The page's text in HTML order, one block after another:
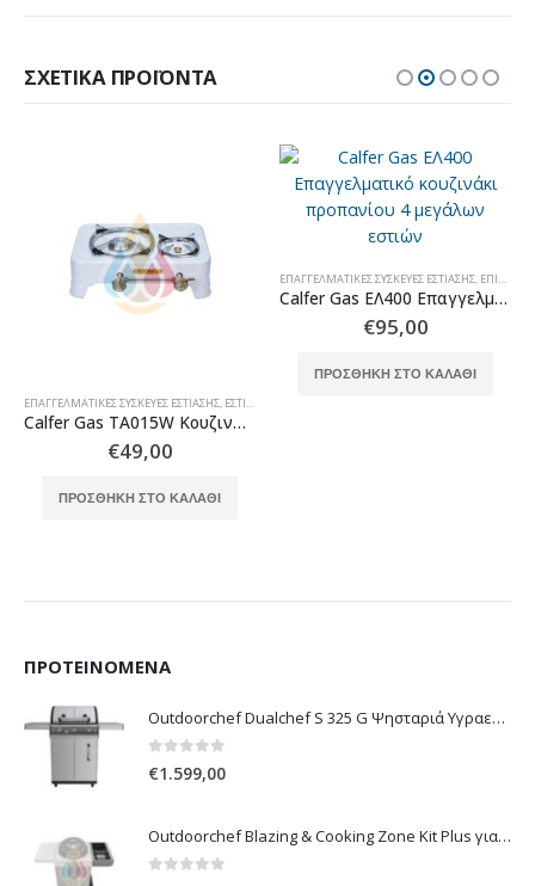
ΣΧΕΤΙΚΆ ΠΡΟΪΌΝΤΑ
ΕΠΑΓΓΕΛΜΑΤΙΚΈΣ ΣΥΣΚΕΥΈΣ ΕΣΤΊΑΣΗΣ, ΕΣΤΊΑΣΗ
Calfer Gas TA015W Κουζινάκι υγραερίου ταχυγκάζ λευκό 2 εστιών μεγάλη-μικρή
€49,00
ΠΡΟΣΘΉΚΗ ΣΤΟ ΚΑΛΆΘΙ
ΕΠΑΓΓΕΛΜΑΤΙΚΈΣ ΣΥΣΚΕΥΈΣ ΕΣΤΊΑΣΗΣ, ΕΠΙΤΡΑΠΈΖΙΕΣ ΕΣΤΊΕΣ
Calfer Gas ΕΛ400 Επαγγελματικό κουζινάκι προπανίου 4 μεγάλων εστιών
€95,00
ΠΡΟΣΘΉΚΗ ΣΤΟ ΚΑΛΆΘΙ
ΠΡΟΤΕΙΝΌΜΕΝΑ
Outdoorchef Dualchef S 325 G Ψησταριά Υγραερίου
€1.599,00
Outdoorchef Blazing & Cooking Zone Kit Plus για Ψησταριά Arosa Evo